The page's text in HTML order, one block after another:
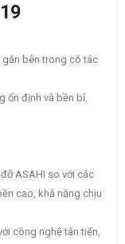
gắn bên trong có tác
ổn định và bền bỉ.
ASAHI so với các
cao, khả năng chịu
công nghệ tân tiến,